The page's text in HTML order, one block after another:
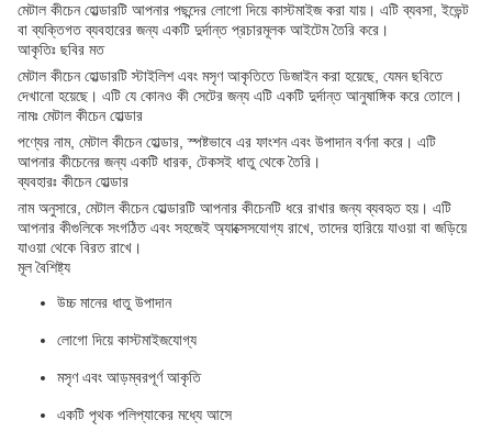
মেটাল কীচেন হোল্ডারটি আপনার পছন্দের লোগো দিয়ে কাস্টমাইজ করা যায়। এটি ব্যবসা, ইভেন্ট
বা ব্যক্তিগত ব্যবহারের জন্য একটি দুর্দান্ত প্রচারমূলক আইটেম তৈরি করে।
আকৃতিঃ ছবির মত
মেটাল কীচেন হোল্ডারটি স্টাইলিশ এবং মসৃণ আকৃতিতে ডিজাইন করা হয়েছে, যেমন ছবিতে
দেখানো হয়েছে। এটি যে কোনও কী সেটের জন্য এটি একটি দুর্দান্ত আনুষাঙ্গিক করে তোলে।
নামঃ মেটাল কীচেন হোল্ডার
পণ্যের নাম, মেটাল কীচেন হোল্ডার, স্পষ্টভাবে এর ফাংশন এবং উপাদান বর্ণনা করে। এটি
আপনার কীচেনের জন্য একটি ধারক, টেকসই ধাতু থেকে তৈরি।
ব্যবহারঃ কীচেন হোল্ডার
নাম অনুসারে, মেটাল কীচেন হোল্ডারটি আপনার কীচেনটি ধরে রাখার জন্য ব্যবহৃত হয়। এটি
আপনার কীগুলিকে সংগঠিত এবং সহজেই অ্যাক্সেসযোগ্য রাখে, তাদের হারিয়ে যাওয়া বা জড়িয়ে
যাওয়া থেকে বিরত রাখে।
মূল বৈশিষ্ট্য
উচ্চ মানের ধাতু উপাদান
লোগো দিয়ে কাস্টমাইজযোগ্য
মসৃণ এবং আড়ম্বরপূর্ণ আকৃতি
একটি পৃথক পলিপ্যাকের মধ্যে আসে